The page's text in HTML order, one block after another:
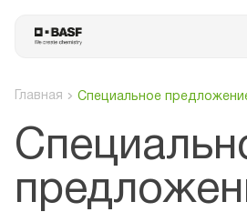
Главная Специальное